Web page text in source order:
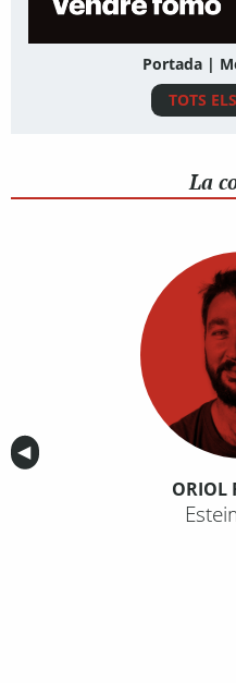
Portada |
TOTS
La
Anterior
◀︎
ORIOL